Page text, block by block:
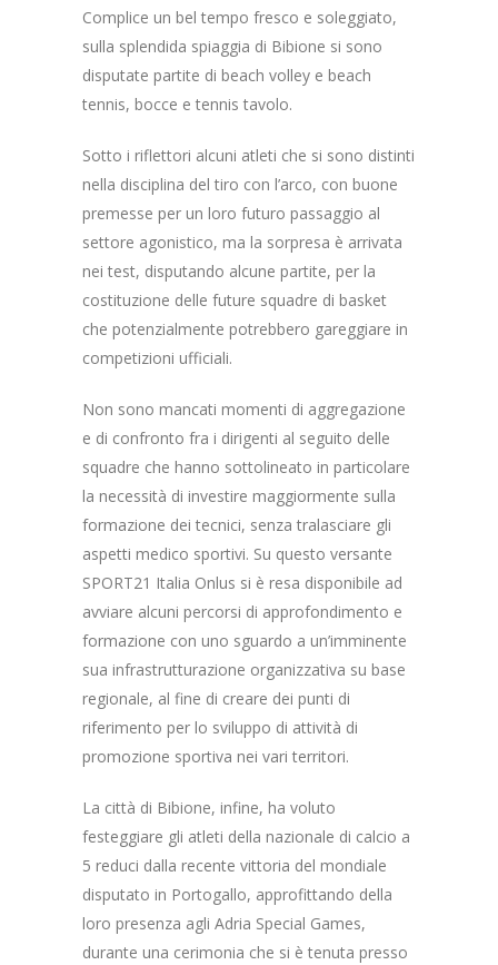
Complice un bel tempo fresco e soleggiato,
sulla splendida spiaggia di Bibione si sono
disputate partite di beach volley e beach
tennis, bocce e tennis tavolo.
Sotto i riflettori alcuni atleti che si sono distinti
nella disciplina del tiro con l’arco, con buone
premesse per un loro futuro passaggio al
settore agonistico, ma la sorpresa è arrivata
nei test, disputando alcune partite, per la
costituzione delle future squadre di basket
che potenzialmente potrebbero gareggiare in
competizioni ufficiali.
Non sono mancati momenti di aggregazione
e di confronto fra i dirigenti al seguito delle
squadre che hanno sottolineato in particolare
la necessità di investire maggiormente sulla
formazione dei tecnici, senza tralasciare gli
aspetti medico sportivi. Su questo versante
SPORT21 Italia Onlus si è resa disponibile ad
avviare alcuni percorsi di approfondimento e
formazione con uno sguardo a un’imminente
sua infrastrutturazione organizzativa su base
regionale, al fine di creare dei punti di
riferimento per lo sviluppo di attività di
promozione sportiva nei vari territori.
La città di Bibione, infine, ha voluto
festeggiare gli atleti della nazionale di calcio a
5 reduci dalla recente vittoria del mondiale
disputato in Portogallo, approfittando della
loro presenza agli Adria Special Games,
durante una cerimonia che si è tenuta presso